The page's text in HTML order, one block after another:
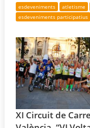
esdeveniments atletisme
esdeveniments participatius
XI Circuit de